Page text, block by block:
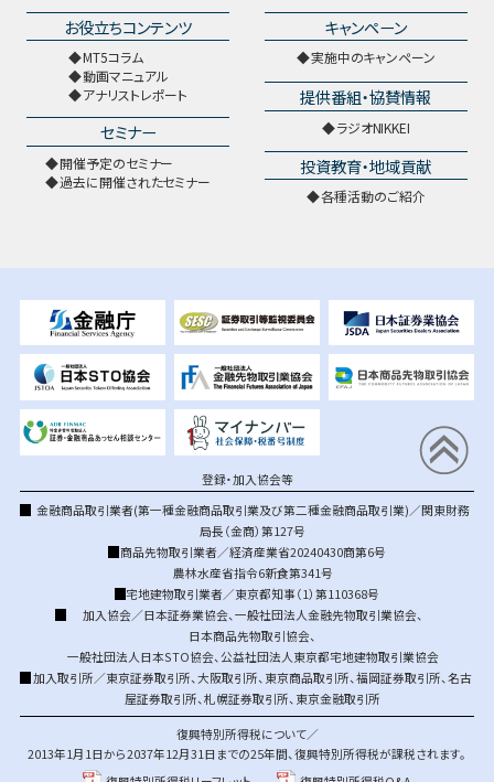
お役立ちコンテンツ
MT5コラム
動画マニュアル
アナリストレポート
セミナー
開催予定のセミナー
過去に開催されたセミナー
キャンペーン
実施中のキャンペーン
提供番組・協賛情報
ラジオNIKKEI
投資教育・地域貢献
各種活動のご紹介
登録・加入協会等
金融商品取引業者(第一種金融商品取引業及び第二種金融商品取引業)／関東財務
局長（金商）第127号
商品先物取引業者／経済産業省20240430商第6号
農林水産省指令6新食第341号
宅地建物取引業者／東京都知事（1）第110368号
加入協会／日本証券業協会、 一般社団法人金融先物取引業協会、
日本商品先物取引協会、
一般社団法人日本STO協会、 公益社団法人東京都宅地建物取引業協会
加入取引所／東京証券取引所、大阪取引所、 東京商品取引所、福岡証券取引所、名古
屋証券取引所、札幌証券取引所、 東京金融取引所
復興特別所得税について／
2013年1月1日から2037年12月31日までの25年間、復興特別所得税が課税されます。